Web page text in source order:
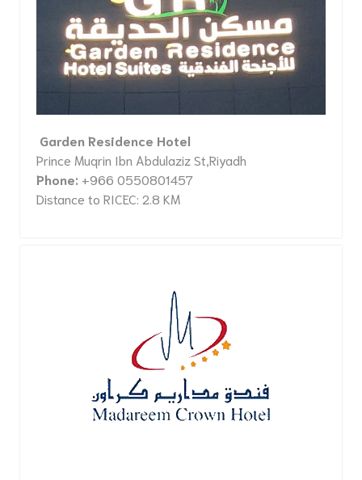
Garden Residence Hotel
Prince Muqrin Ibn Abdulaziz St,Riyadh
Phone: +966 0550801457
Distance to RICEC: 2.8 KM